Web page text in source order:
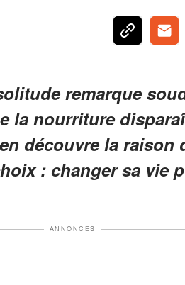
remarque
la nourriture
découvre la raison
: changer sa vie
ANNONCES